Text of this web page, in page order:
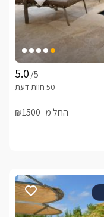
/5
החל מ- ₪1500